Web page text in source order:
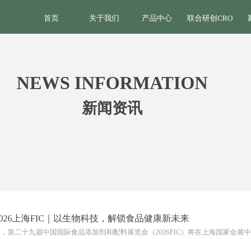
首页 关于我们 产品中心 联合研创CRO
NEWS INFORMATION
新闻资讯
上海FIC｜以生物科技，解锁食品健康新未来
第二十九届中国国际食品添加剂和配料展览会（2026FIC）将在上海国家会展